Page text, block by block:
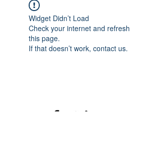
Widget Didn’t Load
Check your internet and refresh
this page.
If that doesn’t work, contact us.